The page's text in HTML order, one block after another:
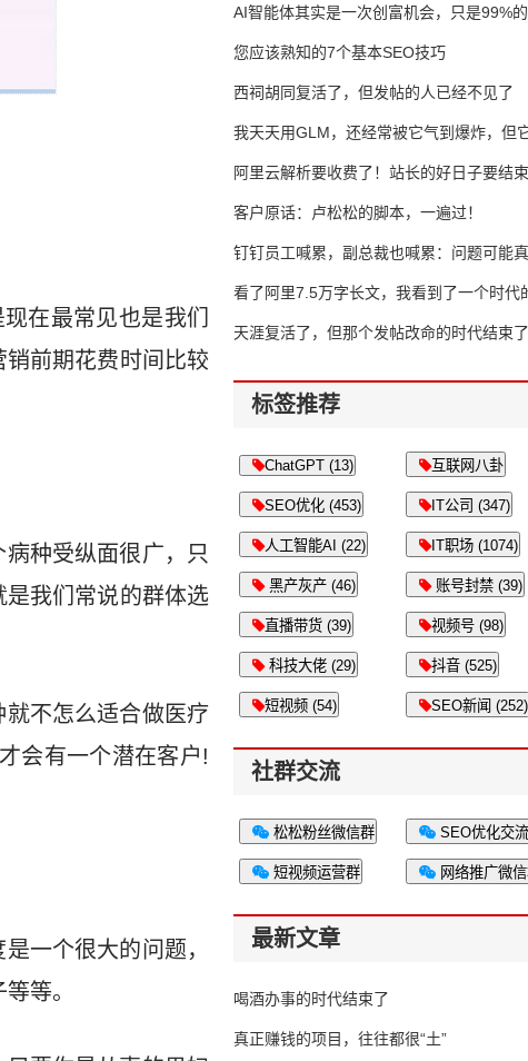
在最常见也是我们
前期花费时间比较
种受纵面很广，只
我们常说的群体选
不怎么适合做医疗
会有一个潜在客户!
一个很大的问题，
等等。
AI智能体其实是一次创富机会，只是99%
错过了
您应该熟知的7个基本SEO技巧
西祠胡同复活了，但发帖的人已经不见了
我天天用GLM，还经常被它气到爆炸，但
16万亿
阿里云解析要收费了！站长的好日子要结
客户原话：卢松松的脚本，一遍过！
钉钉员工喊累，副总裁也喊累：问题可能
了
看了阿里7.5万字长文，我看到了一个时代
天涯复活了，但那个发帖改命的时代结束了
标签推荐
ChatGPT (13) 互联网八卦
SEO优化 (453) IT公司 (347)
人工智能AI (22) IT职场 (1074)
黑产灰产 (46) 账号封禁 (39)
直播带货 (39) 视频号 (98)
科技大佬 (29) 抖音 (525)
短视频 (54) SEO新闻 (252)
社群交流
松松粉丝微信群 SEO优化交
短视频运营群 网络推广微
最新文章
喝酒办事的时代结束了
真正赚钱的项目，往往都很“土”